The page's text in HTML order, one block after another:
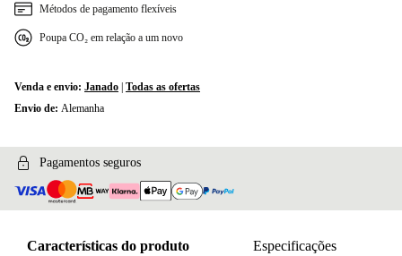
Métodos de pagamento flexíveis
Poupa CO₂ em relação a um novo
Venda e envio: Janado Todas as ofertas
Envio de: Alemanha
Pagamentos seguros
Características do produto Especificações